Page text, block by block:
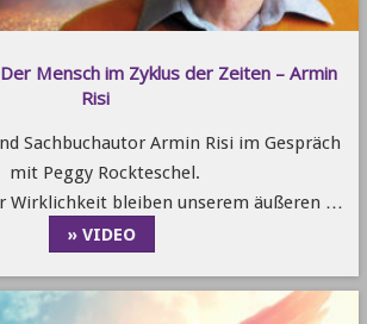
Mensch im Zyklus der Zeiten – Armin
Risi
Sachbuchautor Armin Risi im Gespräch
mit Peggy Rockteschel.
Wirklichkeit bleiben unserem äußeren …
» VIDEO